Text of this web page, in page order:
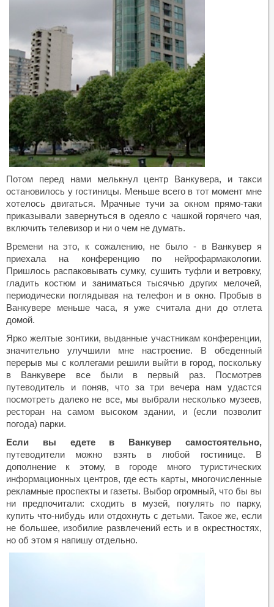
Потом перед нами мелькнул центр Ванкувера, и такси
остановилось у гостиницы. Меньше всего в тот момент мне
хотелось двигаться. Мрачные тучи за окном прямо-таки
приказывали завернуться в одеяло с чашкой горячего чая,
включить телевизор и ни о чем не думать.
Времени на это, к сожалению, не было - в Ванкувер я
приехала на конференцию по нейрофармакологии.
Пришлось распаковывать сумку, сушить туфли и ветровку,
гладить костюм и заниматься тысячью других мелочей,
периодически поглядывая на телефон и в окно. Пробыв в
Ванкувере меньше часа, я уже считала дни до отлета
домой.
Ярко желтые зонтики, выданные участникам конференции,
значительно улучшили мне настроение. В обеденный
перерыв мы с коллегами решили выйти в город, поскольку
в Ванкувере все были в первый раз. Посмотрев
путеводитель и поняв, что за три вечера нам удастся
посмотреть далеко не все, мы выбрали несколько музеев,
ресторан на самом высоком здании, и (если позволит
погода) парки.
Если вы едете в Ванкувер самостоятельно,
путеводители можно взять в любой гостинице. В
дополнение к этому, в городе много туристических
информационных центров, где есть карты, многочисленные
рекламные проспекты и газеты. Выбор огромный, что бы вы
ни предпочитали: сходить в музей, погулять по парку,
купить что-нибудь или отдохнуть с детьми. Такое же, если
не большее, изобилие развлечений есть и в окрестностях,
но об этом я напишу отдельно.